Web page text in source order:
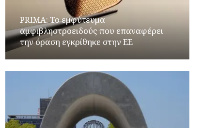
PRIMA: Το εμφύτευμα
αμφιβληστροειδούς που επαναφέρει
την όραση εγκρίθηκε στην ΕΕ